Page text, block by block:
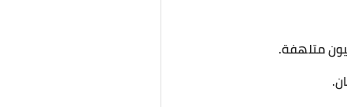
متلهفة.